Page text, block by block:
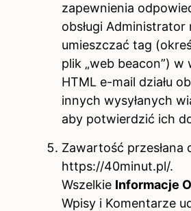
zapewnienia
obsługi Administrator
umieszczać tag
plik „web beacon”) w
HTML e-mail działu
innych wysyłanych
aby potwierdzić ich
Zawartość przesłana
https://40minut.pl/.
Wszelkie Informacje
Wpisy i Komentarze